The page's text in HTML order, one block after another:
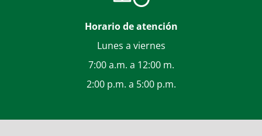
Horario de atención
Lunes a viernes
7:00 a.m. a 12:00 m.
2:00 p.m. a 5:00 p.m.